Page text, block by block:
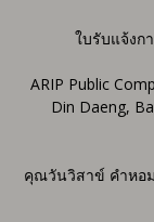
ใบรับแจ้งก
ARIP Public
Din Daeng,
คุณวันวิสาข์ คำหอ